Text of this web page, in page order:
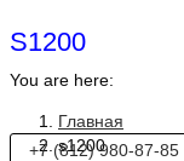
S1200
You are here:
Главная
s1200
+7 (812) 980-87-85